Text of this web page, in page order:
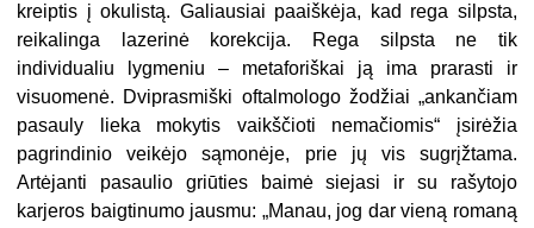
kreiptis į okulistą. Galiausiai paaiškėja, kad rega silpsta,
reikalinga lazerinė korekcija. Rega silpsta ne tik
individualiu lygmeniu – metaforiškai ją ima prarasti ir
visuomenė. Dviprasmiški oftalmologo žodžiai „ankančiam
pasauly lieka mokytis vaikščioti nemačiomis“ įsirėžia
pagrindinio veikėjo sąmonėje, prie jų vis sugrįžtama.
Artėjanti pasaulio griūties baimė siejasi ir su rašytojo
karjeros baigtinumo jausmu: „Manau, jog dar vieną romaną